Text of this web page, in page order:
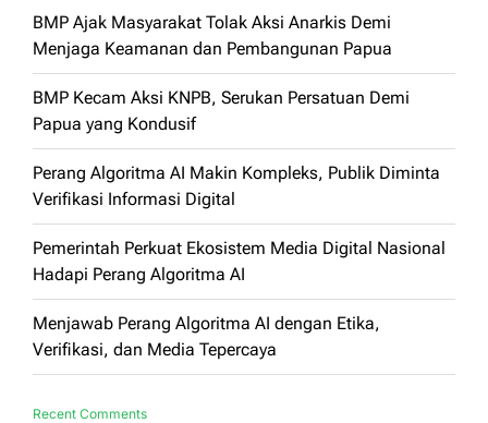
BMP Ajak Masyarakat Tolak Aksi Anarkis Demi
Menjaga Keamanan dan Pembangunan Papua
BMP Kecam Aksi KNPB, Serukan Persatuan Demi
Papua yang Kondusif
Perang Algoritma AI Makin Kompleks, Publik Diminta
Verifikasi Informasi Digital
Pemerintah Perkuat Ekosistem Media Digital Nasional
Hadapi Perang Algoritma AI
Menjawab Perang Algoritma AI dengan Etika,
Verifikasi, dan Media Tepercaya
Recent Comments